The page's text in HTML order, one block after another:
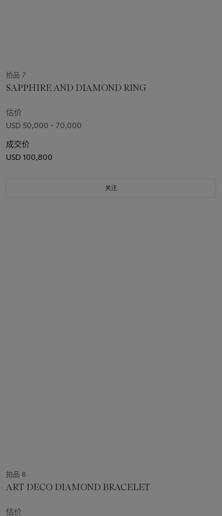
拍品 7
SAPPHIRE AND DIAMOND RING
估价
USD 50,000 - 70,000
成交价
USD 100,800
关注
拍品 8
ART DECO DIAMOND BRACELET
估价